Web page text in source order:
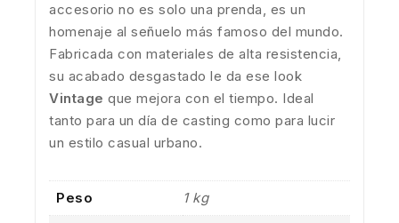
accesorio no es solo una prenda, es un
homenaje al señuelo más famoso del mundo.
Fabricada con materiales de alta resistencia,
su acabado desgastado le da ese look
Vintage que mejora con el tiempo. Ideal
tanto para un día de casting como para lucir
un estilo casual urbano.
Peso 1 kg